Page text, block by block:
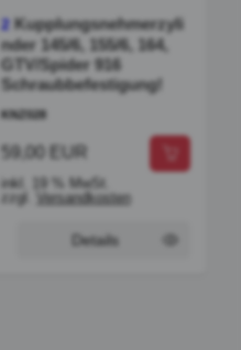
2Kupplungsnehmerzyli
nder 145/6, 155/6, 164,
GTV/Spider 916
Schraubbefestigung!
KNZ028
59,00 EUR
inkl. 19 % MwSt.
zzgl.
Versandkosten
Details